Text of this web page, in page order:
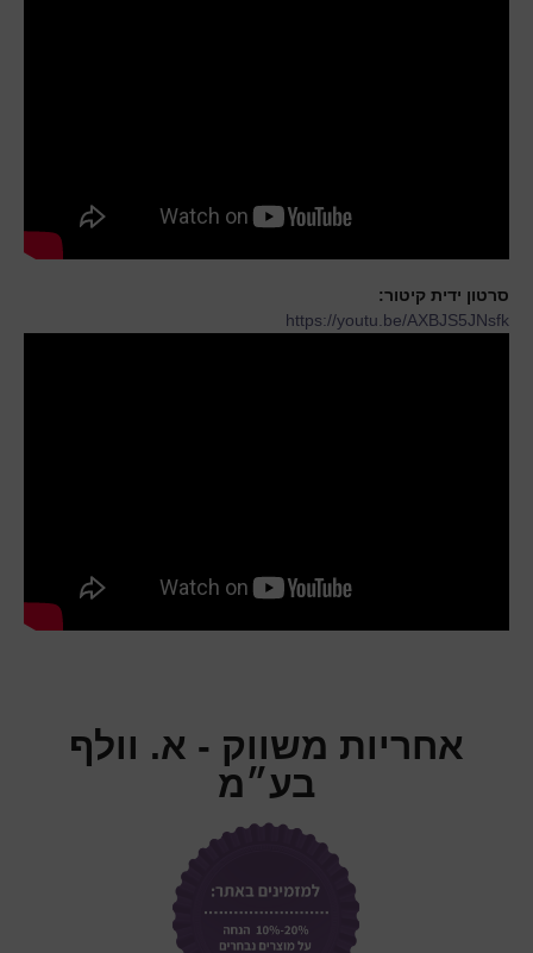
סרטון ידית קיטור:
https://youtu.be/AXBJS5JNsfk
אחריות משווק - א. וולף
בע״מ